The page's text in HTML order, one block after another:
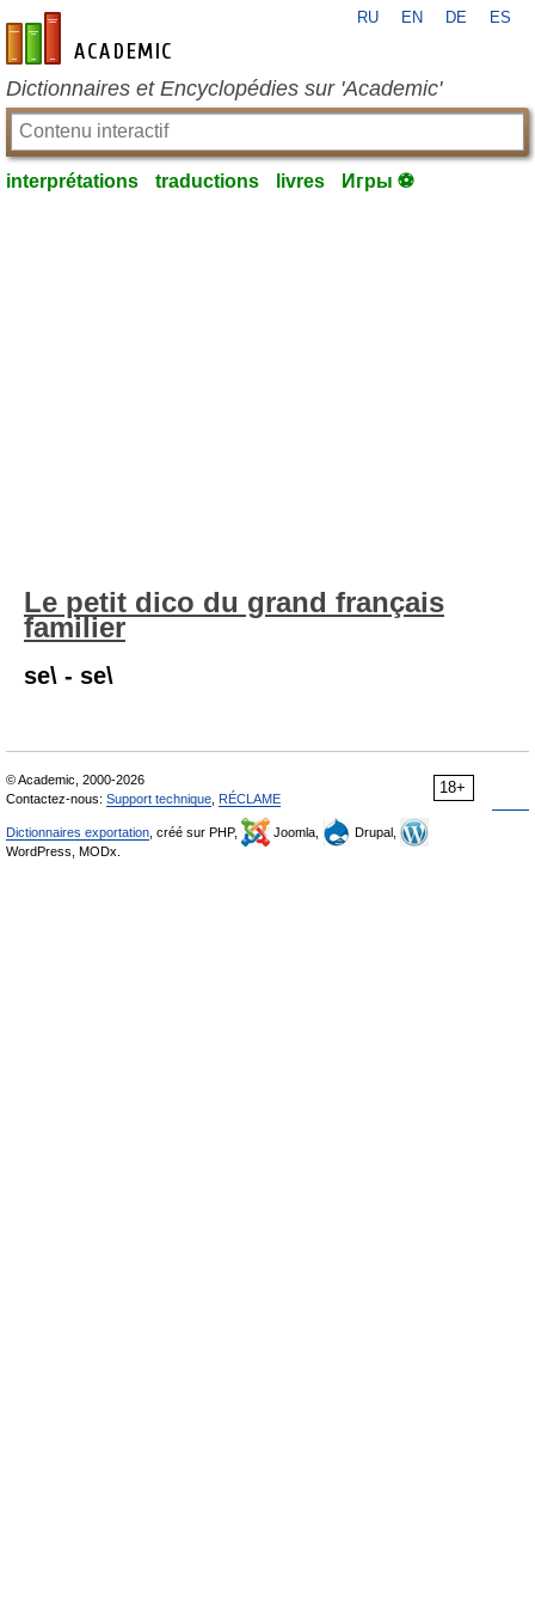
fr-academic.com
RU EN DE ES
Dictionnaires et Encyclopédies sur 'Academic'
interprétations traductions livres Игры ⚽
Le petit dico du grand français
familier
se\ - se\
18+
© Academic, 2000-2026
Contactez-nous: Support technique RÉCLAME
Dictionnaires exportation , créé sur PHP, Joomla,
Drupal,
WordPress, MODx.